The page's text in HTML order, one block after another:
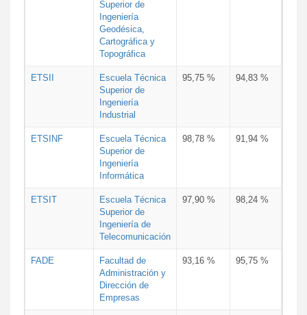
Superior de
Ingeniería
Geodésica,
Cartográfica y
Topográfica
ETSII
Escuela Técnica
Superior de
Ingeniería
Industrial
95,75 % 94,83 %
ETSINF
Escuela Técnica
Superior de
Ingeniería
Informática
98,78 % 91,94 %
ETSIT
Escuela Técnica
Superior de
Ingeniería de
Telecomunicación
97,90 % 98,24 %
FADE
Facultad de
Administración y
Dirección de
Empresas
93,16 % 95,75 %